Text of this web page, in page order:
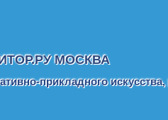
МОСКВА
прикладного искусства,